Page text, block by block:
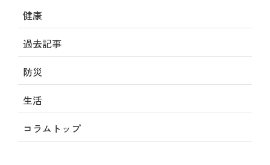
健康
過去記事
防災
生活
コラムトップ